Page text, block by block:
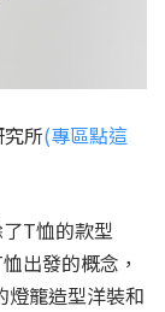
所(專區點這
T恤的款型
出發的概念，
燈籠造型洋裝和